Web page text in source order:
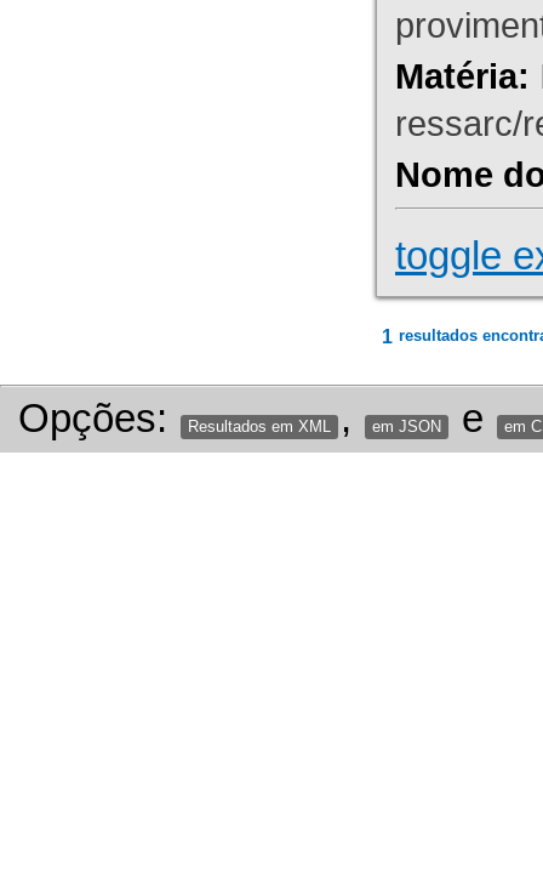
Matéria:
ressarc/
Nome
toggle
1 resultados
Opções: Resultados em XML , em JSON e em